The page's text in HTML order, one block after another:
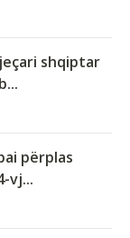
shqiptar
përplas
vj...